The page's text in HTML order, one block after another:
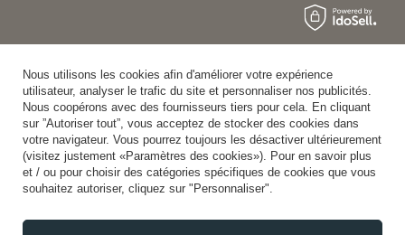
Nous utilisons les cookies afin d'améliorer votre expérience
utilisateur, analyser le trafic du site et personnaliser nos publicités.
Nous coopérons avec des fournisseurs tiers pour cela. En cliquant
sur ”Autoriser tout”, vous acceptez de stocker des cookies dans
votre navigateur. Vous pourrez toujours les désactiver ultérieurement
(visitez justement «Paramètres des cookies»). Pour en savoir plus
et / ou pour choisir des catégories spécifiques de cookies que vous
souhaitez autoriser, cliquez sur "Personnaliser".